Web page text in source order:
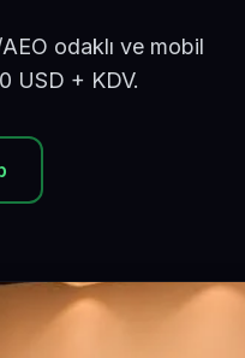
odaklı ve mobil
USD + KDV.